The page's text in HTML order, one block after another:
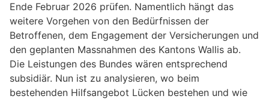
Ende Februar 2026 prüfen. Namentlich hängt das
weitere Vorgehen von den Bedürfnissen der
Betroffenen, dem Engagement der Versicherungen und
den geplanten Massnahmen des Kantons Wallis ab.
Die Leistungen des Bundes wären entsprechend
subsidiär. Nun ist zu analysieren, wo beim
bestehenden Hilfsangebot Lücken bestehen und wie